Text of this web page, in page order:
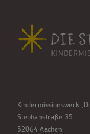
Kindermissionswerk
Stephanstraße 35
52064 Aachen